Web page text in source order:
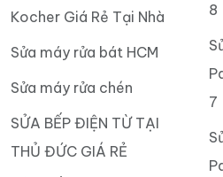
Kocher Giá Rẻ Tại Nhà
Sửa máy rửa bát HCM
Sửa máy rửa chén
SỬA BẾP ĐIỆN TỪ TẠI
THỦ ĐỨC GIÁ RẺ
8
7